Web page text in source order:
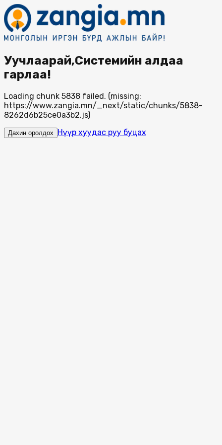
Уучлаарай,Системийн алдаа
гарлаа!
Loading chunk 5838 failed. (missing:
https://www.zangia.mn/_next/static/chunks/5838-
8262d6b25ce0a3b2.js)
Дахин оролдох Нүүр хуудас руу буцах